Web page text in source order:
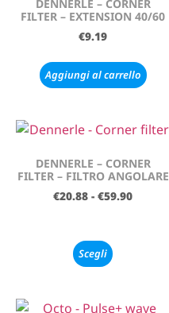
DENNERLE – CORNER
FILTER – EXTENSION 40/60
€9.19
Aggiungi al carrello
DENNERLE – CORNER
FILTER – FILTRO ANGOLARE
€20.88 - €59.90
Scegli